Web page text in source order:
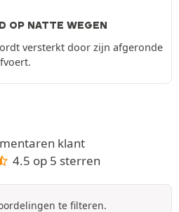
OP NATTE WEGEN
versterkt door zijn afgeronde
klant
4.5 op 5 sterren
te filteren.